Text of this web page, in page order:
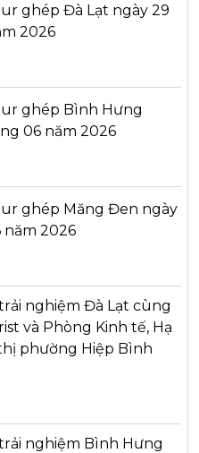
ghép Đà Lạt ngày 29
2026
ghép Bình Hưng
06 năm 2026
ghép Măng Đen ngày
năm 2026
nghiệm Đà Lạt cùng
và Phòng Kinh tế, Hạ
phường Hiệp Bình
nghiệm Bình Hưng